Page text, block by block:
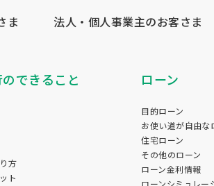
ま 法人・個人事業主のお客さま
できること
方
ト
ローン
目的ローン
お使い道が自由な
住宅ローン
その他のローン
ローン金利情報
ローンシミュレー